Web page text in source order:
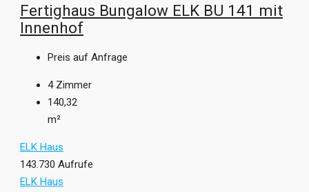
Fertighaus Bungalow ELK BU 141 mit
Innenhof
Preis auf Anfrage
4 Zimmer
140,32
m²
ELK Haus
143.730 Aufrufe
ELK Haus